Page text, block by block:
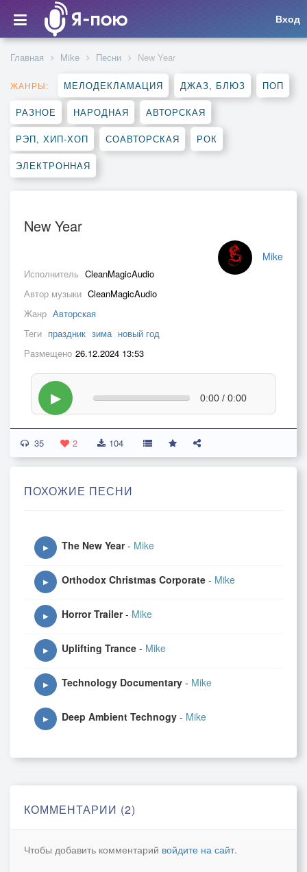
Вход
Главная Mike Песни New Year
ЖАНРЫ: МЕЛОДЕКЛАМАЦИЯ ДЖАЗ, БЛЮЗ ПОП
РАЗНОЕ НАРОДНАЯ АВТОРСКАЯ
РЭП, ХИП-ХОП СОАВТОРСКАЯ РОК
ЭЛЕКТРОННАЯ
New Year
Mike
Исполнитель CleanMagicAudio
Автор музыки CleanMagicAudio
Жанр Авторская
Теги праздник зима новый год
Размещено 26.12.2024 13:53
▶ 0:00 / 0:00
35 2 104
ПОХОЖИЕ ПЕСНИ
▶ The New Year- Mike
▶ Orthodox Christmas Corporate - Mike
▶ Horror Trailer- Mike
▶ Uplifting Trance - Mike
▶ Technology Documentary - Mike
▶ Deep Ambient Technogy - Mike
КОММЕНТАРИИ (2)
Чтобы добавить комментарий войдите на сайт.